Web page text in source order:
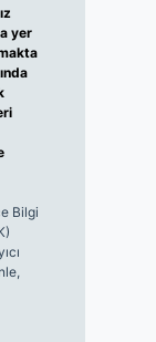
yer
Bilgi